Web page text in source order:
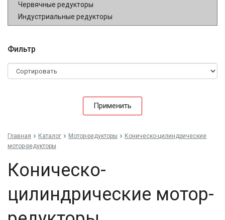
Червячные редукторы
Индустриальные редукторы
Фильтр
Применить
Главная Каталог Мотор-редукторы
Коническо-цилиндрические
мотор-редукторы
Коническо-
цилиндрические мотор-